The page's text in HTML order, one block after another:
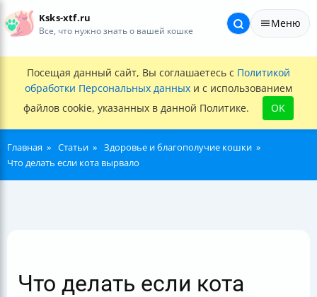
Ksks-xtf.ru
Все, что нужно знать о вашей кошке
Меню
Посещая данный сайт, Вы соглашаетесь с Политикой
обработки Персональных данных и с использованием
файлов cookie, указанных в данной Политике.
OK
Главная Статьи
Здоровье и благополучие кошки
Что делать если кота вырвало
Что делать если кота